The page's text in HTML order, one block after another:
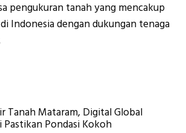
pengukuran tanah yang mencakup
Indonesia dengan dukungan tenaga
Tanah Mataram, Digital Global
Pastikan Pondasi Kokoh